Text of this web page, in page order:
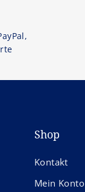
Shop
Kontakt
Mein Konto